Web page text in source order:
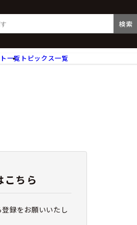
検索
その他グッズ
一覧 トピックス一覧
こちら
録をお願いいたし